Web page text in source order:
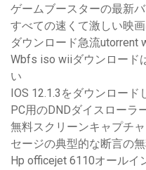
ゲームブースターの最新
すべての速くて激しい映
ダウンロード急流utorrent
Wbfs iso wiiダウンロード
い
IOS 12.1.3をダウンロー
PC用のDNDダイスローラ
無料スクリーンキャプチ
セージの典型的な断言の
Hp officejet 6110オール